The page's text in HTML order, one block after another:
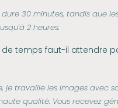
30 minutes, tandis que
2 heures.
temps faut-il attendre
je travaille les images avec
qualité. Vous recevez